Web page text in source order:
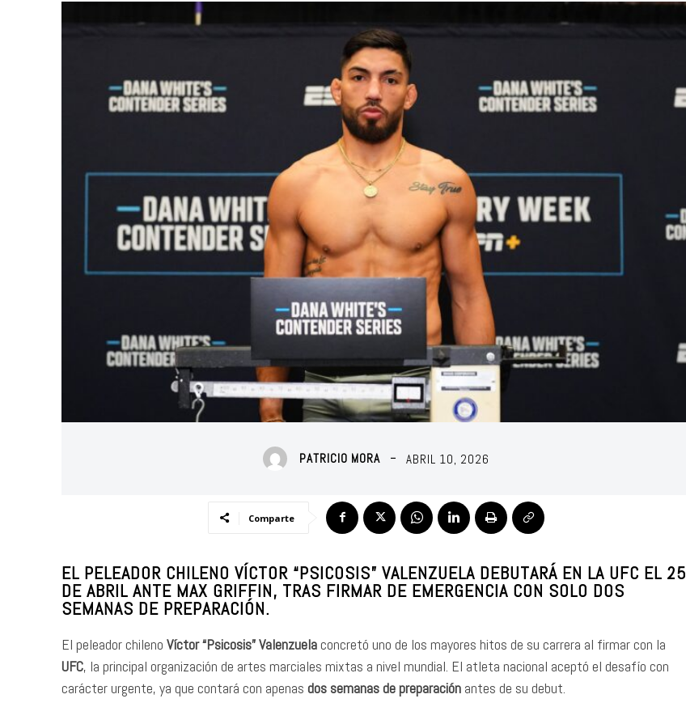
PATRICIO MORA ABRIL 10, 2026
Comparte
EL PELEADOR CHILENO VÍCTOR “PSICOSIS” VALENZUELA DEBUTARÁ EN LA UFC EL 25
DE ABRIL ANTE MAX GRIFFIN, TRAS FIRMAR DE EMERGENCIA CON SOLO DOS
SEMANAS DE PREPARACIÓN.
El peleador chileno Víctor “Psicosis” Valenzuelaconcretó uno de los mayores hitos de su carrera al firmar con la
UFC, la principal organización de artes marciales mixtas a nivel mundial. El atleta nacional aceptó el desafío con
carácter urgente, ya que contará con apenas dos semanas de preparación antes de su debut.